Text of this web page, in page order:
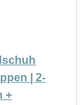
| 2-
+